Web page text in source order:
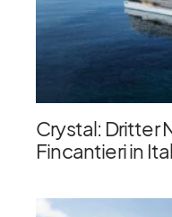
Crystal: Dritter
Fincantieri in